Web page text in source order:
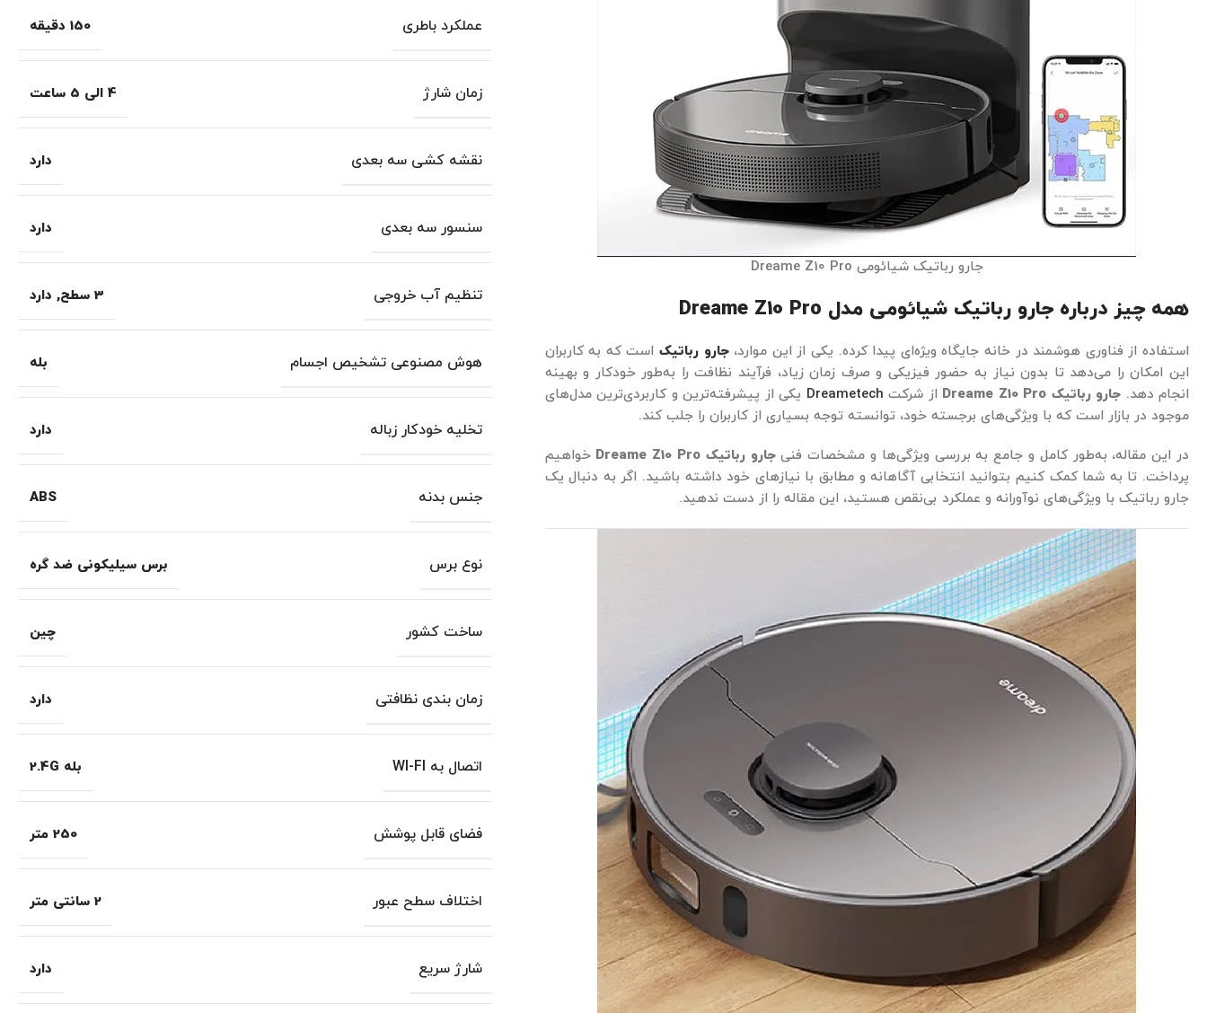
جارو رباتیک شیائومی Dreame Z10 Pro
همه چیز درباره جارو رباتیک شیائومی مدل Dreame Z10 Pro
استفاده از فناوری‌ هوشمند در خانه‌ جایگاه ویژه‌ای پیدا کرده. یکی از این موارد،جارو رباتیک‌ است که به کاربران
این امکان را می‌دهد تا بدون نیاز به حضور فیزیکی و صرف زمان زیاد، فرآیند نظافت را به‌طور خودکار و بهینه
انجام دهد. جارو رباتیک Dreame Z10 Pro از شرکت Dreametech یکی از پیشرفته‌ترین و کاربردی‌ترین مدل‌های
موجود در بازار است که با ویژگی‌های برجسته خود، توانسته توجه بسیاری از کاربران را جلب کند.
در این مقاله، به‌طور کامل و جامع به بررسی ویژگی‌ها و مشخصات فنیجارو رباتیک Dreame Z10 Pro
خواهیم
پرداخت. تا به شما کمک کنیم بتوانید انتخابی آگاهانه و مطابق با نیازهای خود داشته باشید. اگر به دنبال یک
جارو رباتیک با ویژگی‌های نوآورانه و عملکرد بی‌نقص هستید، این مقاله را از دست ندهید.
عملکرد باطری 150 دقیقه
زمان شارژ 4 الی 5 ساعت
نقشه کشی سه بعدی دارد
سنسور سه بعدی دارد
تنظیم آب خروجی 3 سطح , دارد
هوش مصنوعی تشخیص اجسام بله
تخلیه خودکار زباله دارد
جنس بدنه ABS
نوع برس برس سیلیکونی ضد گره
ساخت کشور چین
زمان بندی نظافتی دارد
اتصال به WI-FI بله 2.4G
فضای قابل پوشش 250 متر
اختلاف سطح عبور 2 سانتی متر
شارژ سریع دارد